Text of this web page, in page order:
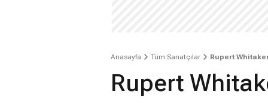
Anasayfa Tüm Sanatçılar Rupert
Rupert